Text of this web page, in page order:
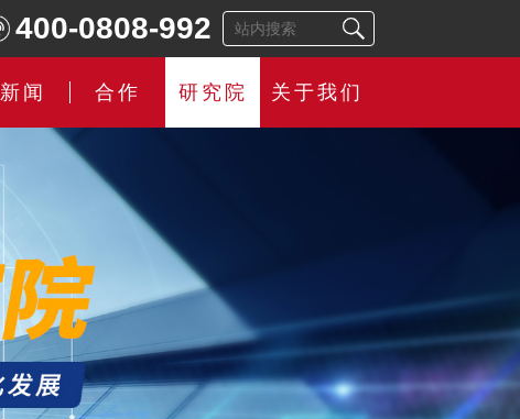
400-0808-992
新闻 合作 研究院 关于我们